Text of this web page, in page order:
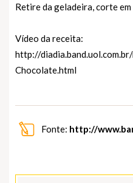
Retire da geladeira, corte
Vídeo da receita:
http://
Chocolate.html
Fonte: http://